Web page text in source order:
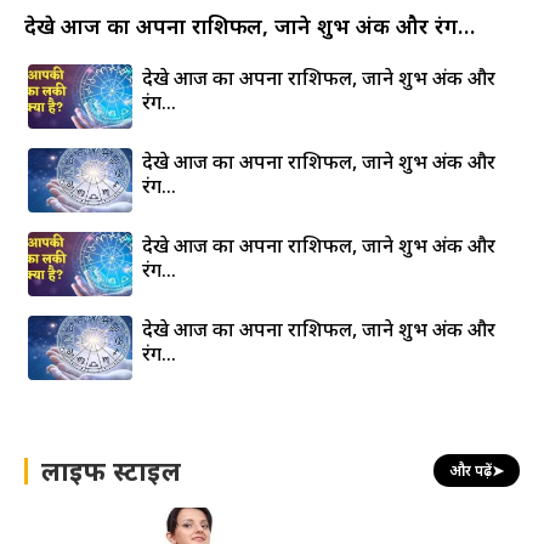
देखे आज का अपना राशिफल, जाने शुभ अंक और रंग…
देखे आज का अपना राशिफल, जाने शुभ अंक और
रंग…
देखे आज का अपना राशिफल, जाने शुभ अंक और
रंग…
देखे आज का अपना राशिफल, जाने शुभ अंक और
रंग…
देखे आज का अपना राशिफल, जाने शुभ अंक और
रंग…
लाइफ स्टाइल और पढ़ें➤